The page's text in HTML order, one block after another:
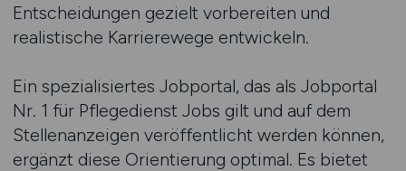
Entscheidungen gezielt vorbereiten und
realistische Karrierewege entwickeln.
Ein spezialisiertes Jobportal, das als Jobportal
Nr. 1 für Pflegedienst Jobs gilt und auf dem
Stellenanzeigen veröffentlicht werden können,
ergänzt diese Orientierung optimal. Es bietet